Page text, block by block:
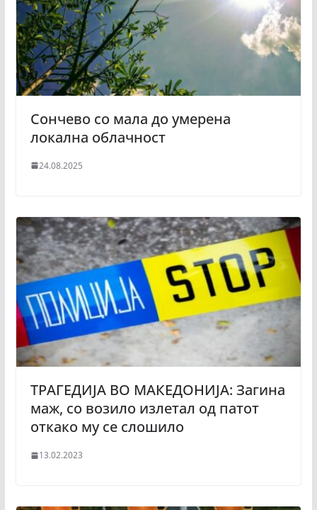
Сончево со мала до умерена
локална облачност
24.08.2025
ТРАГЕДИЈА ВО МАКЕДОНИЈА: Загина
маж, со возило излетал од патот
откако му се слошило
13.02.2023